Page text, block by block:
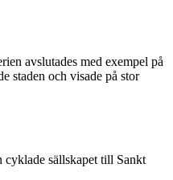
avslutades med exempel på
staden och visade på stor
cyklade sällskapet till Sankt